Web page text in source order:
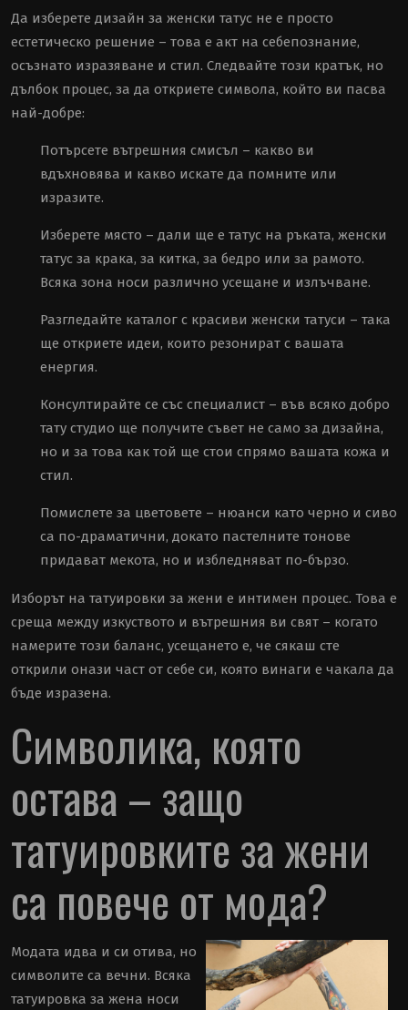
Да изберете дизайн за женски татус не е просто
естетическо решение – това е акт на себепознание,
осъзнато изразяване и стил. Следвайте този кратък, но
дълбок процес, за да откриете символа, който ви пасва
най-добре:
Потърсете вътрешния смисъл – какво ви
вдъхновява и какво искате да помните или
изразите.
Изберете място – дали ще е татус на ръката, женски
татус за крака, за китка, за бедро или за рамото.
Всяка зона носи различно усещане и излъчване.
Разгледайте каталог с красиви женски татуси – така
ще откриете идеи, които резонират с вашата
енергия.
Консултирайте се със специалист – във всяко добро
тату студио ще получите съвет не само за дизайна,
но и за това как той ще стои спрямо вашата кожа и
стил.
Помислете за цветовете – нюанси като черно и сиво
са по-драматични, докато пастелните тонове
придават мекота, но и избледняват по-бързо.
Изборът на татуировки за жени е интимен процес. Това е
среща между изкуството и вътрешния ви свят – когато
намерите този баланс, усещането е, че сякаш сте
открили онази част от себе си, която винаги е чакала да
бъде изразена.
Символика, която
остава – защо
татуировките за жени
са повече от мода?
Модата идва и си отива, но
символите са вечни. Всяка
татуировка за жена носи